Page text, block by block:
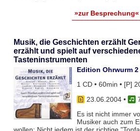
»zur Besprechung«
Musik, die Geschichten erzählt
erzählt und spielt auf
Tasteninstrumenten
Edition Ohrwurm 2
1 CD • 60min • [P]
23.06.2004•
Es ist nicht immer
Musiker auch zum